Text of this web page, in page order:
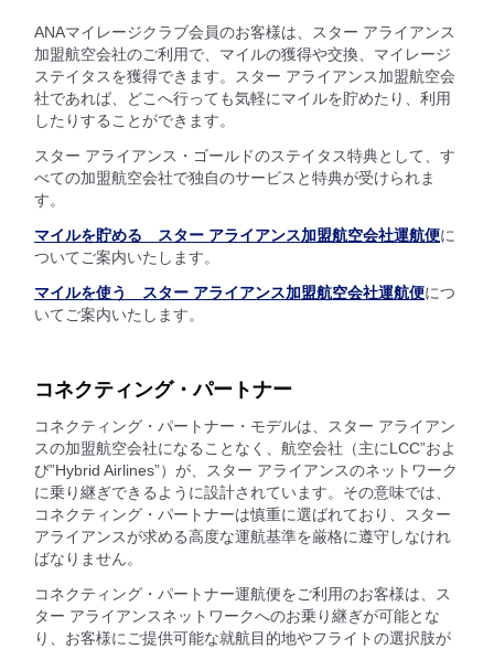
ANAマイレージクラブ会員のお客様は、スター アライアンス
加盟航空会社のご利用で、マイルの獲得や交換、マイレージ
ステイタスを獲得できます。スター アライアンス加盟航空会
社であれば、どこへ行っても気軽にマイルを貯めたり、利用
したりすることができます。
スター アライアンス・ゴールドのステイタス特典として、す
べての加盟航空会社で独自のサービスと特典が受けられま
す。
マイルを貯める スター アライアンス加盟航空会社運航便に
ついてご案内いたします。
マイルを使う スター アライアンス加盟航空会社運航便につ
いてご案内いたします。
コネクティング・パートナー
コネクティング・パートナー・モデルは、スター アライアン
スの加盟航空会社になることなく、航空会社（主にLCC”およ
び”Hybrid Airlines”）が、スター アライアンスのネットワーク
に乗り継ぎできるように設計されています。その意味では、
コネクティング・パートナーは慎重に選ばれており、スター
アライアンスが求める高度な運航基準を厳格に遵守しなけれ
ばなりません。
コネクティング・パートナー運航便をご利用のお客様は、ス
ター アライアンスネットワークへのお乗り継ぎが可能とな
り、お客様にご提供可能な就航目的地やフライトの選択肢が